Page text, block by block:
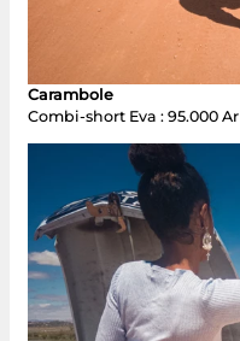
Carambole
Combi-short Eva : 95.000 Ar